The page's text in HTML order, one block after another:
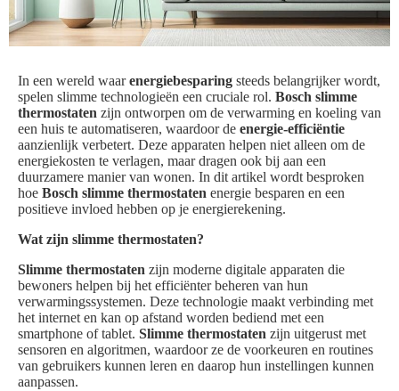
In een wereld waarenergiebesparing steeds belangrijker wordt,
spelen slimme technologieën een cruciale rol. Bosch slimme
thermostaten zijn ontworpen om de verwarming en koeling van
een huis te automatiseren, waardoor de energie-efficiëntie
aanzienlijk verbetert. Deze apparaten helpen niet alleen om de
energiekosten te verlagen, maar dragen ook bij aan een
duurzamere manier van wonen. In dit artikel wordt besproken
hoe Bosch slimme thermostaten energie besparen en een
positieve invloed hebben op je energierekening.
Wat zijn slimme thermostaten?
Slimme thermostaten zijn moderne digitale apparaten die
bewoners helpen bij het efficiënter beheren van hun
verwarmingssystemen. Deze technologie maakt verbinding met
het internet en kan op afstand worden bediend met een
smartphone of tablet. Slimme thermostaten zijn uitgerust met
sensoren en algoritmen, waardoor ze de voorkeuren en routines
van gebruikers kunnen leren en daarop hun instellingen kunnen
aanpassen.